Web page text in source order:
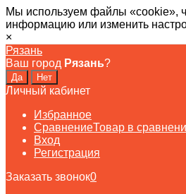
Мы используем файлы «cookie»,
информацию или изменить
×
Рязань
Ваш город Рязань?
Личный кабинет
Избранное
СравнениеТовар в
Вход
Регистрация
Заказать звонок0